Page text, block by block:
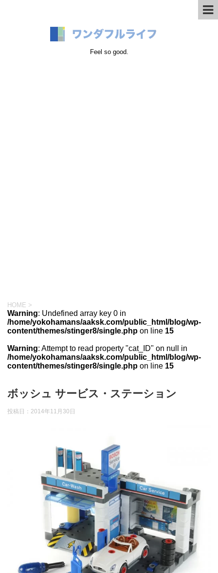
Feel so good.
HOME >
Warning: Undefined array key 0 in
/home/yokohamans/aaksk.com/public_html/blog/wp-
content/themes/stinger8/single.php on line 15
Warning: Attempt to read property "cat_ID" on null in
/home/yokohamans/aaksk.com/public_html/blog/wp-
content/themes/stinger8/single.php on line 15
ボッシュ サービス・ステーション
投稿日： 2014年11月30日